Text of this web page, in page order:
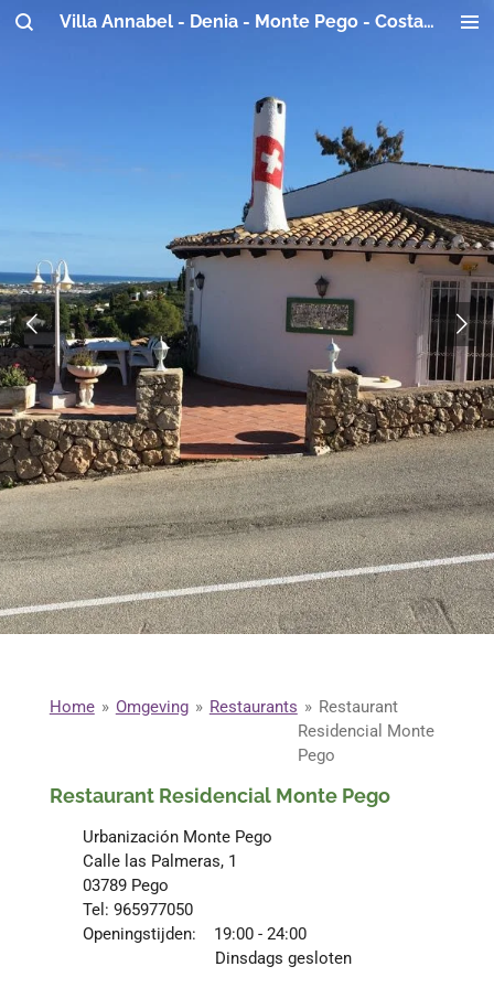
Ga
Villa Annabel - Denia - Monte Pego - Costa Blanca
Home » Omgeving » Restaurants » Restaurant
Residencial Monte
Pego
Restaurant Residencial Monte Pego
Urbanización Monte Pego
Calle las Palmeras, 1
03789 Pego
Tel: 965977050
Openingstijden: 19:00 - 24:00
Dinsdags gesloten